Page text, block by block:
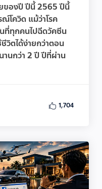
ของปี ปีนี้ 2565 ปีนี้
โควิด แม้ว่าโรค
ที่ทุกคนไปฉีดวัคซีน
วิตได้ง่ายกว่าตอน
นานกว่า 2 ปี ปีที่ผ่าน
1,704